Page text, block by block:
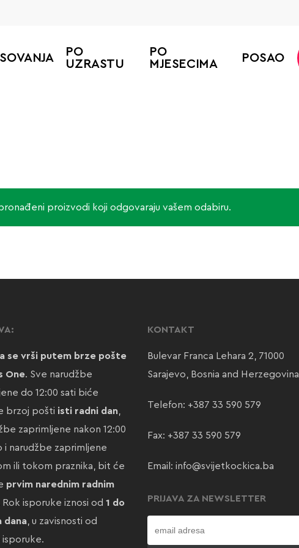
PO
UZRASTU
PO
MJESECIMA
POSAO
proizvodi koji odgovaraju vašem odabiru.
se vrši putem brze pošte
One. Sve narudžbe
do 12:00 sati biće
brzoj pošti isti radni dan,
zaprimljene nakon 12:00
i narudžbe zaprimljene
ili tokom praznika, bit će
prvim narednim radnim
Rok isporuke iznosi od 1 do
dana, u zavisnosti od
isporuke.
KONTAKT
Bulevar Franca Lehara 2, 71000
Sarajevo, Bosnia and Herzegovina
Telefon: +387 33 590 579
Fax: +387 33 590 579
Email: info@svijetkockica.ba
PRIJAVA ZA NEWSLETTER